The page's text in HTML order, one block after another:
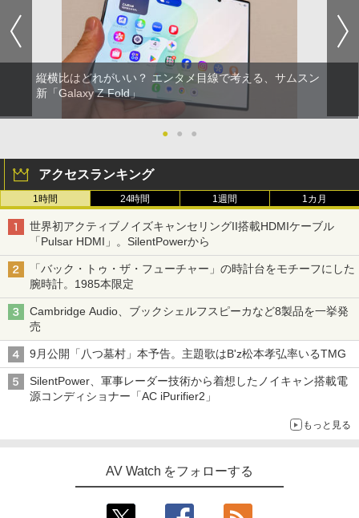
縦横比はどれがいい？ エンタメ目線で考える、サムスン
新「Galaxy Z Fold」
● ● ●
アクセスランキング
1時間 24時間 1週間 1カ月
世界初アクティブノイズキャンセリングII搭載HDMIケーブル
「Pulsar HDMI」。SilentPowerから
「バック・トゥ・ザ・フューチャー」の時計台をモチーフにした
腕時計。1985本限定
Cambridge Audio、ブックシェルフスピーカなど8製品を一挙発
売
9月公開「八つ墓村」本予告。主題歌はB'z松本孝弘率いるTMG
SilentPower、軍事レーダー技術から着想したノイキャン搭載電
源コンディショナー「AC iPurifier2」
もっと見る
AV Watch をフォローする